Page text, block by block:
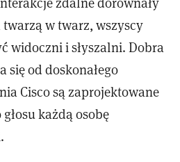
w twarz, wszyscy
widoczni i słyszalni. Dobra
się od doskonałego
Cisco są zaprojektowane
każdą osobę